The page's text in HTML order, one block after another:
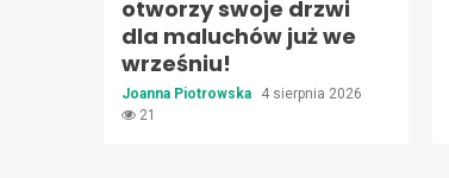
otworzy swoje drzwi
dla maluchów już we
wrześniu!
Joanna Piotrowska
4 sierpnia 2026
21